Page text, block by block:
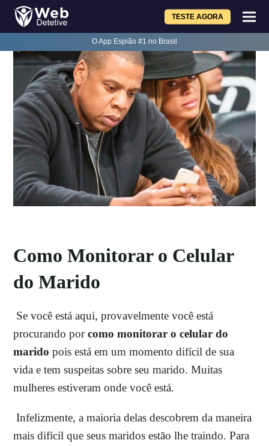
TESTE AGORA
O App Espião #1 no Brasil
Como Monitorar o Celular
do Marido
Se você está aqui, provavelmente você está
procurando porcomo monitorar o celular do
marido pois está em um momento difícil de sua
vida e tem suspeitas sobre seu marido. Muitas
mulheres estiveram onde você está.
Infelizmente, a maioria delas descobrem da maneira
mais difícil que seus maridos estão lhe traindo. Para